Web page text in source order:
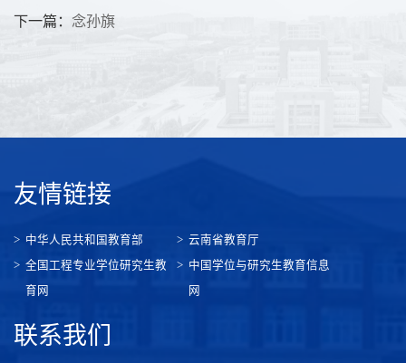
下一篇： 念孙旗
友情链接
中华人民共和国教育部
云南省教育厅
全国工程专业学位研究生教
育网
中国学位与研究生教育信息
网
联系我们